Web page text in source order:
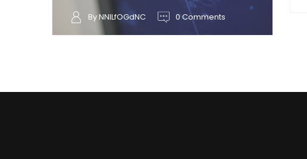
By NNILfOGdNC 0 Comments